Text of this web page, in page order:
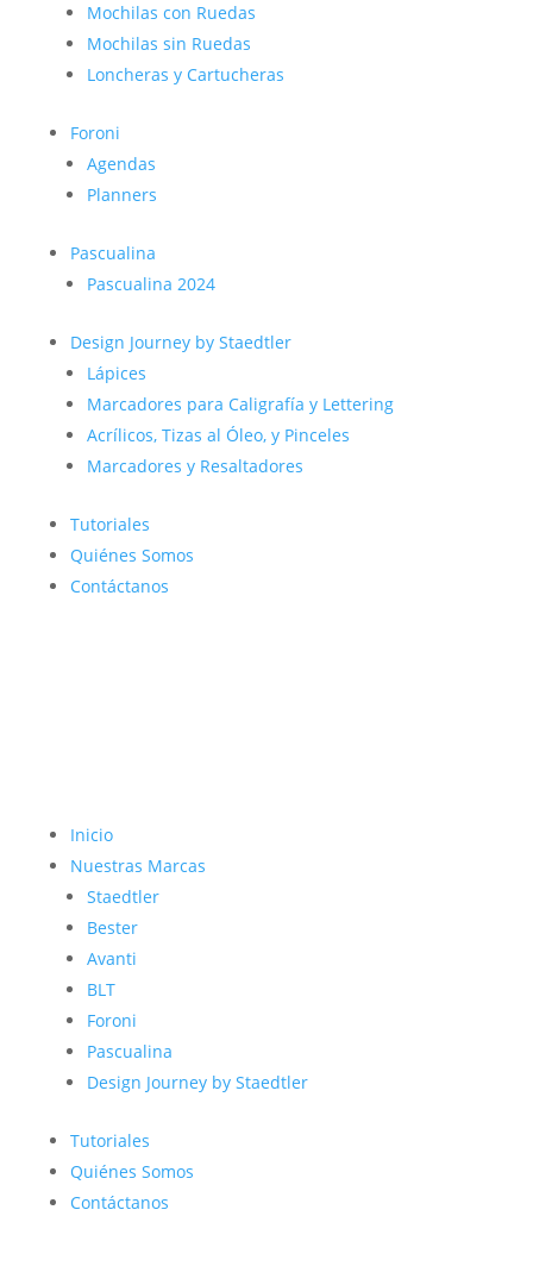
Mochilas con Ruedas
Mochilas sin Ruedas
Loncheras y Cartucheras
Foroni
Agendas
Planners
Pascualina
Pascualina 2024
Design Journey by Staedtler
Lápices
Marcadores para Caligrafía y Lettering
Acrílicos, Tizas al Óleo, y Pinceles
Marcadores y Resaltadores
Tutoriales
Quiénes Somos
Contáctanos
Inicio
Nuestras Marcas
Staedtler
Bester
Avanti
BLT
Foroni
Pascualina
Design Journey by Staedtler
Tutoriales
Quiénes Somos
Contáctanos